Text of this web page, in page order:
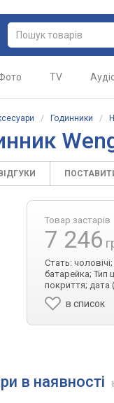
TV
/ Годинники /
ВІДГУКИ
Товар застарів
7 246
Стать:
батарейка; Тип
покриття; дата
в список
в наявності